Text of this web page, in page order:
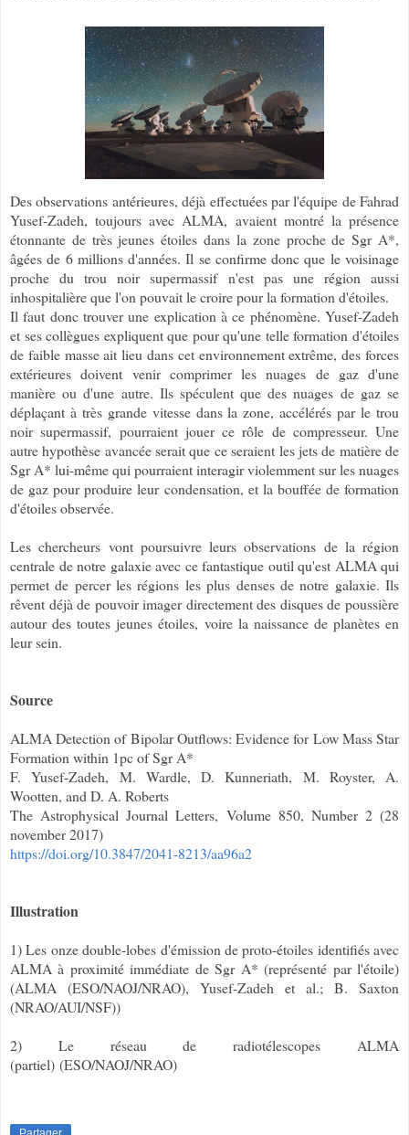
Des observations antérieures, déjà effectuées par l'équipe de Fahrad
Yusef-Zadeh, toujours avec ALMA, avaient montré la présence
étonnante de très jeunes étoiles dans la zone proche de Sgr A*,
âgées de 6 millions d'années. Il se confirme donc que le voisinage
proche du trou noir supermassif n'est pas une région aussi
inhospitalière que l'on pouvait le croire pour la formation d'étoiles.
Il faut donc trouver une explication à ce phénomène. Yusef-Zadeh
et ses collègues expliquent que pour qu'une telle formation d'étoiles
de faible masse ait lieu dans cet environnement extrême, des forces
extérieures doivent venir comprimer les nuages de gaz d'une
manière ou d'une autre. Ils spéculent que des nuages de gaz se
déplaçant à très grande vitesse dans la zone, accélérés par le trou
noir supermassif, pourraient jouer ce rôle de compresseur. Une
autre hypothèse avancée serait que ce seraient les jets de matière de
Sgr A* lui-même qui pourraient interagir violemment sur les nuages
de gaz pour produire leur condensation, et la bouffée de formation
d'étoiles observée.
Les chercheurs vont poursuivre leurs observations de la région
centrale de notre galaxie avec ce fantastique outil qu'est ALMA qui
permet de percer les régions les plus denses de notre galaxie. Ils
rêvent déjà de pouvoir imager directement des disques de poussière
autour des toutes jeunes étoiles, voire la naissance de planètes en
leur sein.
Source
ALMA Detection of Bipolar Outflows: Evidence for Low Mass Star
Formation within 1pc of Sgr A*
F. Yusef-Zadeh, M. Wardle, D. Kunneriath, M. Royster, A.
Wootten, and D. A. Roberts
The Astrophysical Journal Letters, Volume 850, Number 2 (28
november 2017)
https://doi.org/10.3847/2041-8213/aa96a2
Illustration
1) Les onze double-lobes d'émission de proto-étoiles identifiés avec
ALMA à proximité immédiate de Sgr A* (représenté par l'étoile)
(ALMA (ESO/NAOJ/NRAO), Yusef-Zadeh et al.; B. Saxton
(NRAO/AUI/NSF))
2) Le réseau de radiotélescopes ALMA
(partiel) (ESO/NAOJ/NRAO)